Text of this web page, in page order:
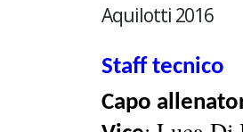
Aquilotti 2016
Staff tecnico
Capo